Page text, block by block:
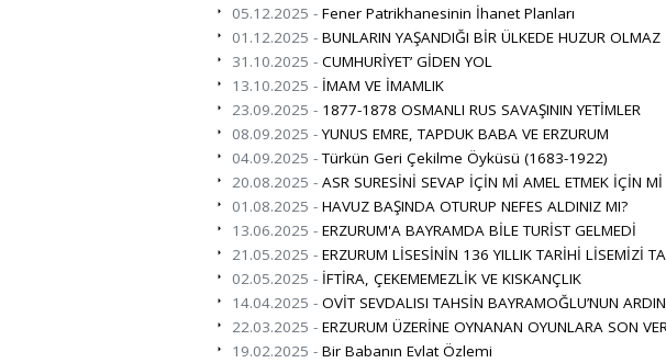
05.12.2025 - Fener Patrikhanesinin İhanet Planları
01.12.2025 - BUNLARIN YAŞANDIĞI BİR ÜLKEDE HUZUR OLMAZ
31.10.2025 - CUMHURİYET’ GİDEN YOL
13.10.2025 - İMAM VE İMAMLIK
23.09.2025 - 1877-1878 OSMANLI RUS SAVAŞININ YETİMLER
08.09.2025 -YUNUS EMRE, TAPDUK BABA VE ERZURUM
04.09.2025 -Türkün Geri Çekilme Öyküsü (1683-1922)
20.08.2025 - ASR SURESİNİ SEVAP İÇİN Mİ AMEL ETMEK İÇİN
01.08.2025 - HAVUZ BAŞINDA OTURUP NEFES ALDINIZ MI?
13.06.2025 - ERZURUM'A BAYRAMDA BİLE TURİST GELMEDİ
21.05.2025 - ERZURUM LİSESİNİN 136 YILLIK TARİHİ LİSEMİZİ
02.05.2025 - İFTİRA, ÇEKEMEMEZLİK VE KISKANÇLIK
14.04.2025 - OVİT SEVDALISI TAHSİN BAYRAMOĞLU’NUN
22.03.2025 - ERZURUM ÜZERİNE OYNANAN OYUNLARA SON
19.02.2025 - Bir Babanın Evlat Özlemi